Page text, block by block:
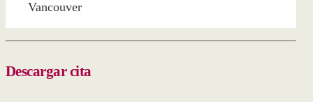
Vancouver
Descargar cita